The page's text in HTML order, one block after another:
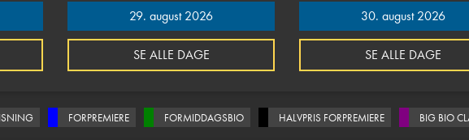
29. august 2026
SE ALLE DAGE
30. august 2026
SE ALLE DAGE
FORPREMIERE FORMIDDAGSBIO HALVPRIS FORPREMIERE BIG BIO